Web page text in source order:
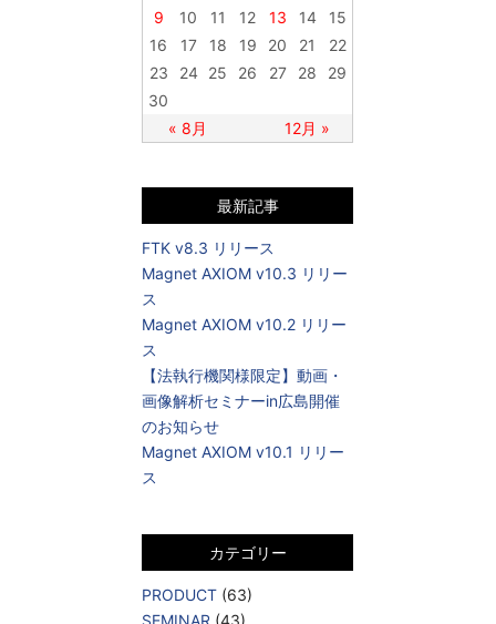
« 8月 12月 »
9
10 11 12 13 14
15
16
17 18 19 20 21
22
23
24 25 26 27 28
29
30
最新記事
FTK v8.3 リリース
Magnet AXIOM v10.3 リリー
ス
Magnet AXIOM v10.2 リリー
ス
【法執行機関様限定】動画・
画像解析セミナーin広島開催
のお知らせ
Magnet AXIOM v10.1 リリー
ス
カテゴリー
PRODUCT (63)
SEMINAR (43)